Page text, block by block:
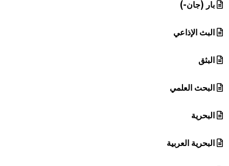
بار (جان-)
البث الإذاعي
البثق
البحث العلمي
البحرية
البحرية العربية